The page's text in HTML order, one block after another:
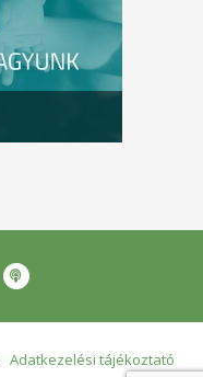
Adatkezelési tájékoztató